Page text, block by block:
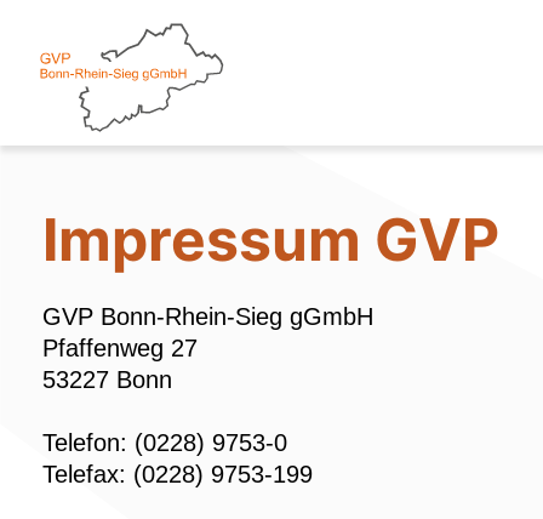
Inhalt
springen
Impressum GVP
GVP Bonn-Rhein-Sieg gGmbH
Pfaffenweg 27
53227 Bonn
Telefon: (0228) 9753-0
Telefax: (0228) 9753-199